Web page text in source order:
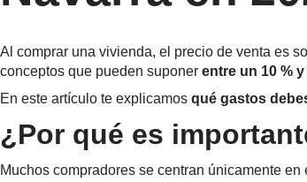
Al comprar una vivienda, el precio de venta es
conceptos que pueden suponer entre un 10 %
En este artículo te explicamos qué gastos
¿Por qué es
Muchos compradores se centran únicamente